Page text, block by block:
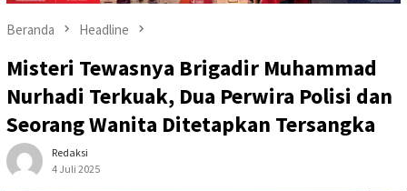
Beranda Headline
Misteri Tewasnya Brigadir Muhammad
Nurhadi Terkuak, Dua Perwira Polisi dan
Seorang Wanita Ditetapkan Tersangka
Redaksi
4 Juli 2025